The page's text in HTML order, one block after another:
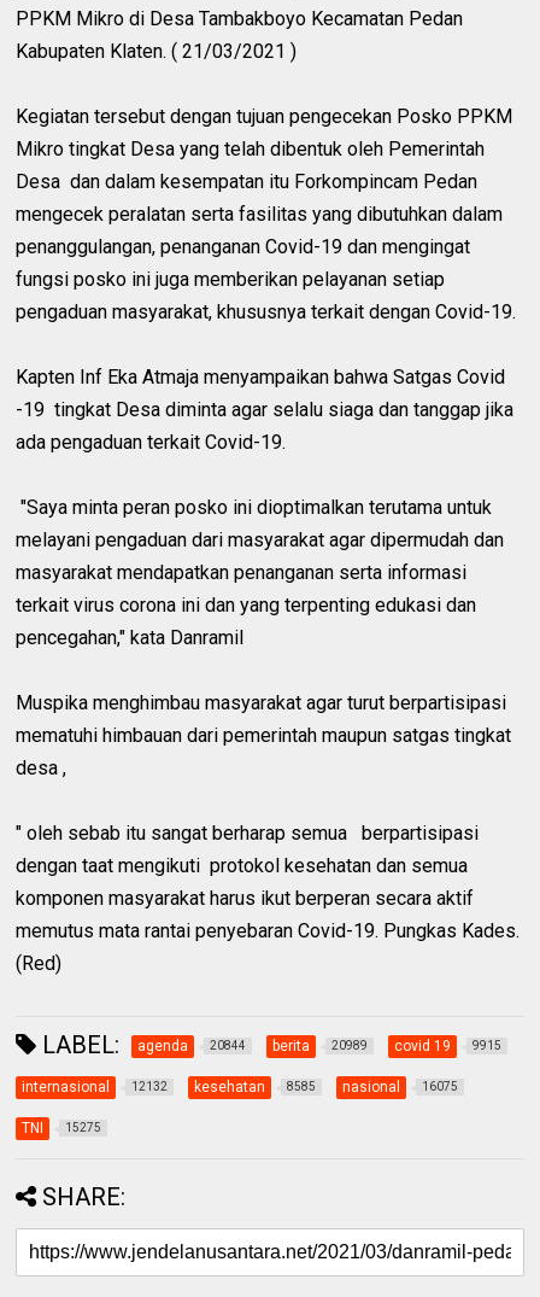
PPKM Mikro di Desa Tambakboyo Kecamatan Pedan
Kabupaten Klaten. ( 21/03/2021 )
Kegiatan tersebut dengan tujuan pengecekan Posko PPKM
Mikro tingkat Desa yang telah dibentuk oleh Pemerintah
Desa dan dalam kesempatan itu Forkompincam Pedan
mengecek peralatan serta fasilitas yang dibutuhkan dalam
penanggulangan, penanganan Covid-19 dan mengingat
fungsi posko ini juga memberikan pelayanan setiap
pengaduan masyarakat, khususnya terkait dengan Covid-19.
Kapten Inf Eka Atmaja menyampaikan bahwa Satgas Covid
-19 tingkat Desa diminta agar selalu siaga dan tanggap jika
ada pengaduan terkait Covid-19.
"Saya minta peran posko ini dioptimalkan terutama untuk
melayani pengaduan dari masyarakat agar dipermudah dan
masyarakat mendapatkan penanganan serta informasi
terkait virus corona ini dan yang terpenting edukasi dan
pencegahan," kata Danramil
Muspika menghimbau masyarakat agar turut berpartisipasi
mematuhi himbauan dari pemerintah maupun satgas tingkat
desa ,
" oleh sebab itu sangat berharap semua berpartisipasi
dengan taat mengikuti protokol kesehatan dan semua
komponen masyarakat harus ikut berperan secara aktif
memutus mata rantai penyebaran Covid-19. Pungkas Kades.
(Red)
LABEL: agenda 20844 berita 20989 covid 19 9915
internasional 12132 kesehatan 8585 nasional 16075
TNI 15275
SHARE: